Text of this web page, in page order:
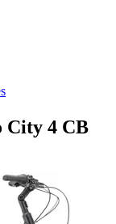
City 4 CB